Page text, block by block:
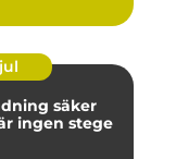
säker
ingen stege